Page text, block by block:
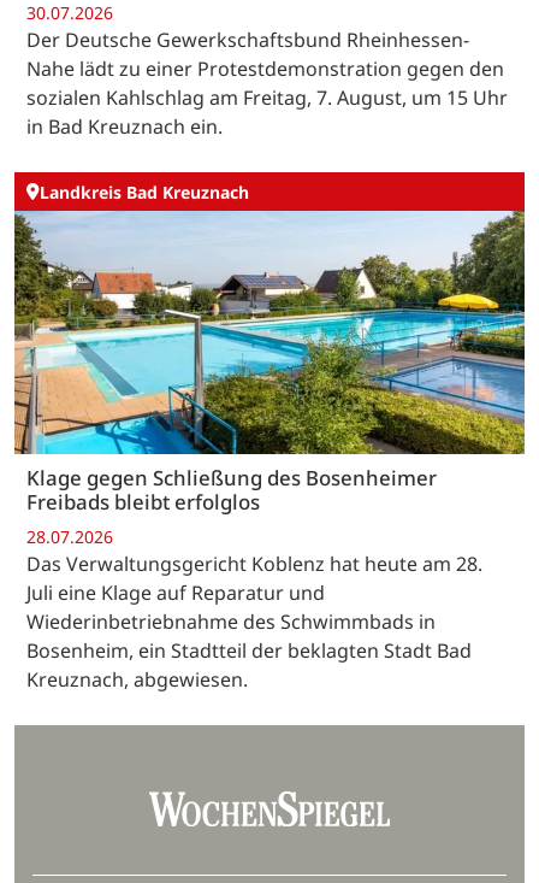
30.07.2026
Der Deutsche Gewerkschaftsbund Rheinhessen-
Nahe lädt zu einer Protestdemonstration gegen den
sozialen Kahlschlag am Freitag, 7. August, um 15 Uhr
in Bad Kreuznach ein.
Landkreis Bad Kreuznach
Klage gegen Schließung des Bosenheimer
Freibads bleibt erfolglos
28.07.2026
Das Verwaltungsgericht Koblenz hat heute am 28.
Juli eine Klage auf Reparatur und
Wiederinbetriebnahme des Schwimmbads in
Bosenheim, ein Stadtteil der beklagten Stadt Bad
Kreuznach, abgewiesen.